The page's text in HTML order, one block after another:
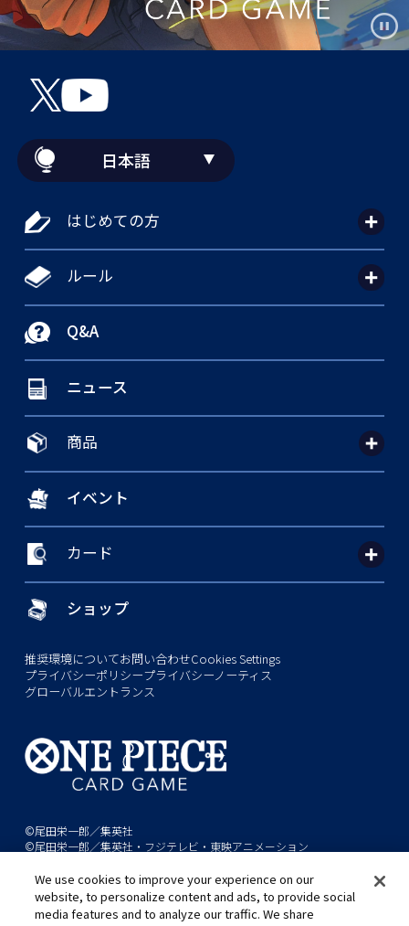
日本語
はじめての方
ルール
Q&A
ニュース
商品
イベント
カード
ショップ
推奨環境についてお問い合わせCookies Settings
プライバシーポリシープライバシーノーティス
グローバルエントランス
©尾田栄一郎／集英社
©尾田栄一郎／集英社・フジテレビ・東映アニメーション
このwebサイトに記載されているすべての画像・テキスト・データの無
断転用、転載をお断りします。
We use cookies to improve your experience on our
website, to personalize content and ads, to provide social
media features and to analyze our traffic. We share